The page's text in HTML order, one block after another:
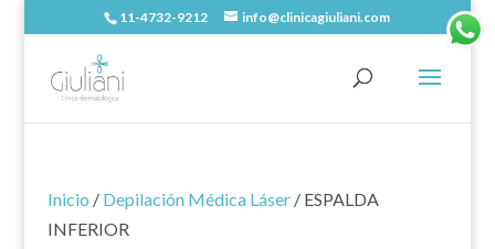
11-4732-9212 info@clinicagiuliani.com
Inicio / Depilación Médica Láser/ ESPALDA
INFERIOR